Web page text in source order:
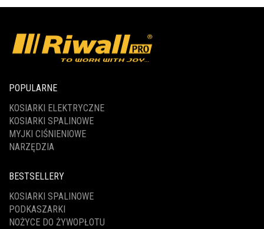
POPULARNE
KOSIARKI ELEKTRYCZNE
KOSIARKI SPALINOWE
MYJKI CIŚNIENIOWE
NARZĘDZIA
BESTSELLERY
KOSIARKI SPALINOWE
PODKASZARKI
NOŻYCE DO ŻYWOPŁOTU